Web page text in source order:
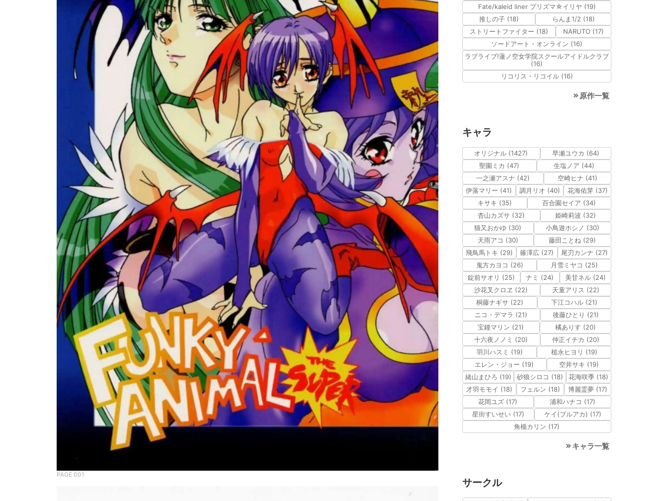
PAGE 001
Fate/kaleid liner プリズマ☆イリヤ (19)
推しの子 (18)
らんま1/2 (18)
ストリートファイター (18)
NARUTO (17)
ソードアート・オンライン (16)
ラブライブ!蓮ノ空女学院スクールアイドルクラブ
(16)
リコリス・リコイル (16)
原作一覧
キャラ
オリジナル (1427)
早瀬ユウカ (64)
聖園ミカ (47)
生塩ノア (44)
一之瀬アスナ (42)
空崎ヒナ (41)
伊落マリー (41)
調月リオ (40)
花海佑芽 (37)
キサキ (35)
百合園セイア (34)
杏山カズサ (32)
姫崎莉波 (32)
猫又おかゆ (30)
小鳥遊ホシノ (30)
天雨アコ (30)
藤田ことね (29)
飛鳥馬トキ (29)
篠澤広 (27)
尾刃カンナ (27)
鬼方カヨコ (26)
月雪ミヤコ (25)
錠前サオリ (25)
ナミ (24)
美甘ネル (24)
沙花叉クロヱ (22)
天童アリス (22)
桐藤ナギサ (22)
下江コハル (21)
ニコ・デマラ (21)
後藤ひとり (21)
宝鐘マリン (21)
橘ありす (20)
十六夜ノノミ (20)
仲正イチカ (20)
羽川ハスミ (19)
槌永ヒヨリ (19)
エレン・ジョー (19)
空井サキ (19)
緒山まひろ (19)
砂狼シロコ (18)
花海咲季 (18)
才羽モモイ (18)
フェルン (18)
博麗霊夢 (17)
花岡ユズ (17)
浦和ハナコ (17)
星街すいせい (17)
ケイ(ブルアカ) (17)
角楯カリン (17)
キャラ一覧
サークル